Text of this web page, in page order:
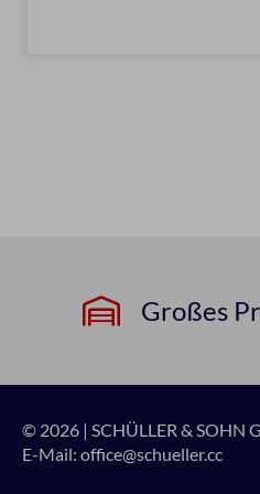
Großes
© 2026 | SCHÜLLER & SOHN
E-Mail: office@schueller.cc